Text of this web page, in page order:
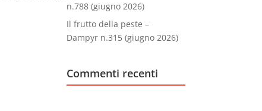
n.788 (giugno 2026)
Il frutto della peste –
Dampyr n.315 (giugno 2026)
Commenti recenti